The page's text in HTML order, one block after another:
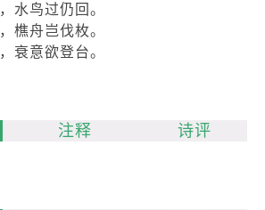
水鸟过仍回。
樵舟岂伐枚。
衰意欲登台。
注释 诗评